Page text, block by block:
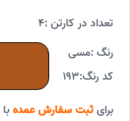
تعداد در کارتن :4
رنگ :مسی
کد رنگ:193
برایثبت سفارش عمده